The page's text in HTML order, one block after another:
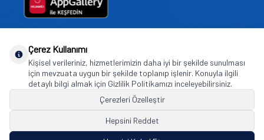
Goodyear (and Winged Foot Design) are trademarks of or licensed to The Goodyear
Tire & Rubber Company used under license by Basbug Group Company,
Istanbul/Türkiye. © 2026 The Goodyear Tire & Rubber Company.
Çerez Kullanımı
Kişisel verileriniz, hizmetlerimizin daha iyi bir şekilde sunulması
için mevzuata uygun bir şekilde toplanıp işlenir. Konuyla ilgili
detaylı bilgi almak için Gizlilik Politikamızı inceleyebilirsiniz.
Çerezleri Özelleştir
Hepsini Reddet